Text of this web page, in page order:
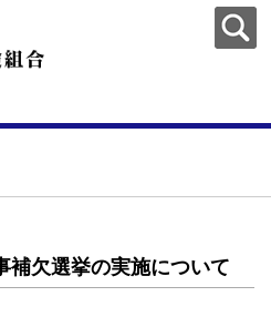
補欠選挙の実施について